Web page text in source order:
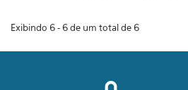
Exibindo 6 - 6 de um total de 6